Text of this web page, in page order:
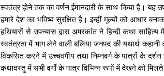
स्वतंत्र होने तक का वर्णन ईमानदारी के साथ किया है। यह
हमारे देश का भविष्य सुरक्षित है। इन्हीं मूल्यों को आधार
हथियारों से उपन्यास द्वारा अमरकांत ने हिन्दी कथा
स्वतंत्रता में भाग लेने वाली बलिया जनपद की यथार्थ
विकसित करने में उच्चवर्गीय तथा निम्नवर्ग के पात्रों के
कथावस्तु में सभी वर्गों के पात्र विभिन्न रूपों में देखने को